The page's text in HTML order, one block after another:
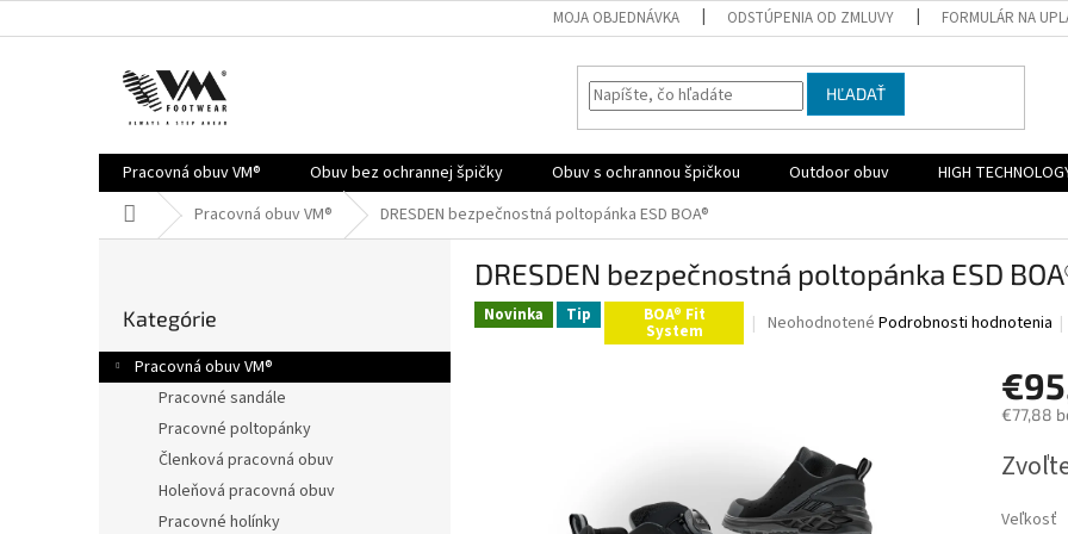
na
MOJA OBJEDNÁVKA ODSTÚPENIA OD ZMLUVY FORMULÁR NA
HĽADAŤ
Pracovná obuv VM® Obuv bez ochrannej špičky Obuv s ochrannou špičkou Outdoor obuv HIGH
DomovPracovná obuv VM® DRESDEN bezpečnostná poltopánka ESD BOA®
ý
p
kategórie
Kategórie
Pracovná obuv VM®
Pracovné sandále
Pracovné poltopánky
Členková pracovná obuv
Holeňová pracovná obuv
Pracovné holínky
DRESDEN bezpečnostná poltopánka ESD
Novinka Tip BOA® Fit
System
Priemerné
hviezdičiek.
Neohodnotené Podrobnosti hodnotenia
€77,88
cena:
Veľkosť